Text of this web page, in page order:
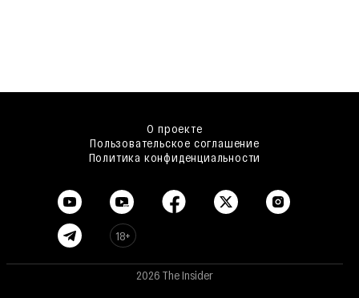
О проекте
Пользовательское соглашение
Политика конфиденциальности
18+
2026 The Insider